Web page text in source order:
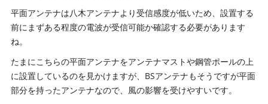
平面アンテナは八木アンテナより受信感度が低いため、設置する
前にまずある程度の電波が受信可能か確認する必要があります
ね。
たまにこちらの平面アンテナをアンテナマストや鋼管ポールの上
に設置しているのを見かけますが、BSアンテナもそうですが平面
部分を持ったアンテナなので、風の影響を受けやすいです。